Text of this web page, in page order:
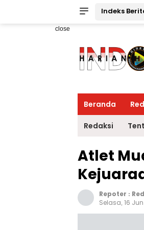
Indeks
close
Beranda
Redaksi
Atlet
Repoter :
Selasa, 16 Jun